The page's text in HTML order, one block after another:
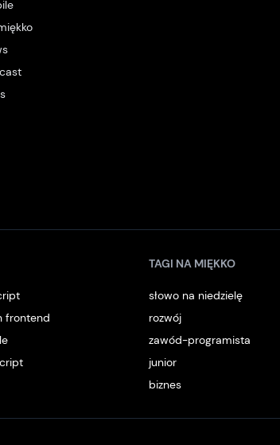
frontend
TAGI NA MIĘKKO
słowo na niedzielę
rozwój
zawód-programista
junior
biznes